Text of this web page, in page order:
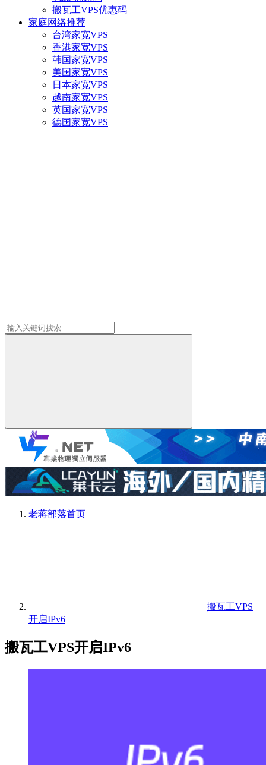
搬瓦工VPS优惠码
家庭网络推荐
台湾家宽VPS
香港家宽VPS
韩国家宽VPS
美国家宽VPS
日本家宽VPS
越南家宽VPS
英国家宽VPS
德国家宽VPS
老蒋部落首页
搬瓦工VPS
开启IPv6
搬瓦工VPS开启IPv6